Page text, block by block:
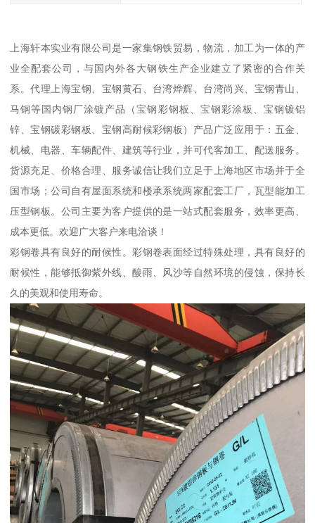
上海轩本实业有限公司是一家集钢铁贸易，物流，加工为一体的产
业全配套公司，与国内外各大钢铁生产企业建立了紧密的合作关
系。代理上海宝钢、宝钢黄石、台湾烨辉、台湾尚兴、宝钢青山、
马钢等国内钢厂涂镀产品（宝钢彩钢板、宝钢彩涂板、宝钢镀铝
锌、宝钢碳彩钢板、宝钢高耐候彩钢板）产品广泛应用于：五金、
机械、电器、车辆配件、建筑等行业，并可代客加工、配送服务。
货源充足、价格合理、服务诚信让我们立足于上海地区市场并于全
国市场；公司自有屋面系统和楼承系统两家配套工厂，瓦型能加工
压型钢板。公司主要为客户提供的是一站式配套服务，效率更高、
成本更低。欢迎广大客户来电洽谈！
彩钢卷具有良好的耐候性。彩钢卷表面经过特殊处理，具有良好的
耐候性，能够抵御紫外线、酸雨、风沙等自然环境的侵蚀，保持长
久的美观和使用寿命。